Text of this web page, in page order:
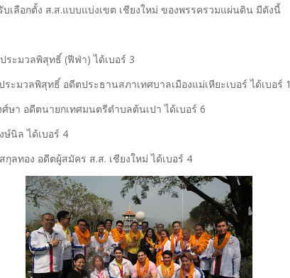
บเลือกตั้ง ส.ส.แบบแบ่งเขต เชียงใหม่ ของพรรครวมแผ่นดิน มีดังนี้
ระมวลพิสุทธิ์ (ฟีฟ่า) ได้เบอร์ 3
ะมวลพิสุทธิ์ อดีตประธานสภาเทศบาลเมืองแม่เหียะเบอร์ ได้เบอร์ 1
ษา อดีตนายกเทศมนตรีตำบลต้นเปา ได้เบอร์ 6
ษ์นิล ได้เบอร์ 4
ลทอง อดีตผู้สมัคร ส.ส. เชียงใหม่ ได้เบอร์ 4